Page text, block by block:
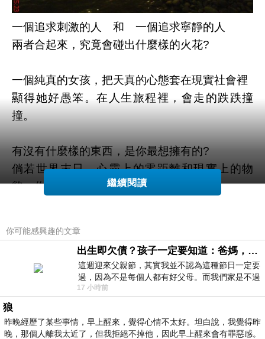
一個追求刺激的人 和 一個追求寧靜的人
兩者合起來，究竟會碰出什麼樣的火花?
一個純真的女孩，把天真的心態套在現實社會裡
顯得她好愚笨。在人生旅程裡，會走的跌跌撞
撞。
有沒有什麼樣的東西，是你最想擁有的?
倘若世界末日，心靈上的零距離和現實上的物
慾，你選擇哪一個?
畢竟，現實上的物質，我們能在重新擁有
然而兩個人心貼心的距離，卻僅有一次。
當兩個截然不同的人說好要一起努力時
在他們之間的故事裡，會一路走的平順嗎?
當兩個天南地北的人說好一起時
繼續閱讀
你可能感興趣的文章
出生即欠債？孩子一定要知道：爸媽，其實我不欠你們
這週迎來父親節，其實我並不認為這種節日一定要
過，因為不是每個人都有好父母。而我們家是不過
節的，平時也沒什麼儀式感，生活趨近冷
17 小時前
狼
昨晚經歷了某些事情，早上醒來，覺得心情不太好。坦白說，我覺得昨
晚，那個人離我太近了，但我拒絕不掉他，因此早上醒來會有罪惡感。